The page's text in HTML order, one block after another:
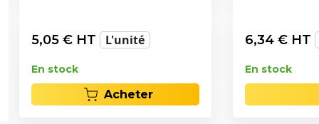
5,05 € HT L'unité
En stock
Acheter
6,34 € HT
En stock